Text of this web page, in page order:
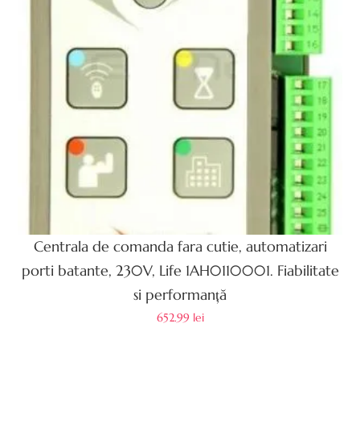
Centrala de comanda fara cutie, automatizari
porti batante, 230V, Life 1AH0110001. Fiabilitate
si performanță
652.99 lei